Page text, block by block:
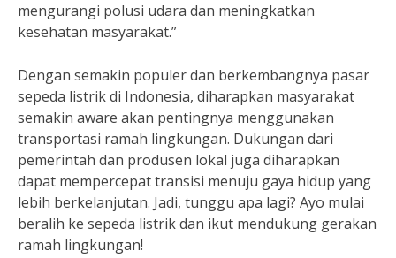
mengurangi polusi udara dan meningkatkan
kesehatan masyarakat.”
Dengan semakin populer dan berkembangnya pasar
sepeda listrik di Indonesia, diharapkan masyarakat
semakin aware akan pentingnya menggunakan
transportasi ramah lingkungan. Dukungan dari
pemerintah dan produsen lokal juga diharapkan
dapat mempercepat transisi menuju gaya hidup yang
lebih berkelanjutan. Jadi, tunggu apa lagi? Ayo mulai
beralih ke sepeda listrik dan ikut mendukung gerakan
ramah lingkungan!